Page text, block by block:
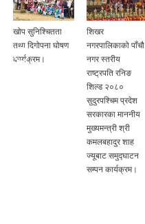
खोप सुनिश्चितता
तथा दिगोपना घोषण
कार्यक्रम।
शिखर
नगरपालिकाको पाँचौ
नगर स्तरीय
राष्ट्रपति रनिङ
शिल्ड २०८०
सुदुरपश्चिम प्रदेश
सरकारका माननीय
मुख्यमन्त्री श्री
कमलबहादुर शाह
ज्यूबाट समुद्घाटन
सम्पन कार्यक्रम।